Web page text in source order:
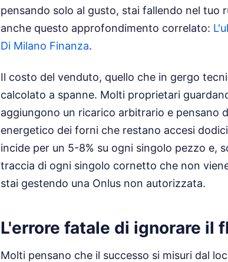
pensando solo al gusto, stai fallendo nel tuo
anche questo approfondimento correlato:
Di Milano Finanza.
Il costo del venduto, quello che in gergo
calcolato a spanne. Molti proprietari
aggiungono un ricarico arbitrario e pensano
energetico dei forni che restano accesi
incide per un 5-8% su ogni singolo pezzo e,
traccia di ogni singolo cornetto che non
stai gestendo una Onlus non autorizzata.
L'errore fatale di ignorare il
Molti pensano che il successo si misuri dal